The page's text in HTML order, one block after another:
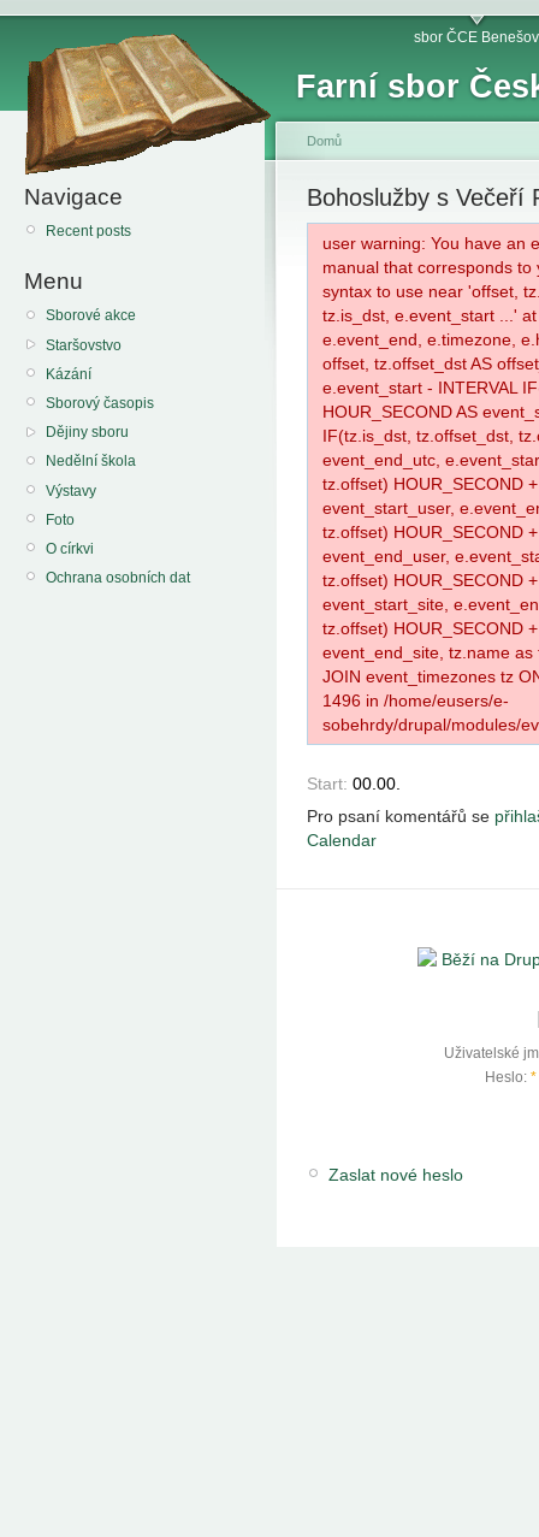
Farní sbor
sbor ČCE Benešov
Navigace
Recent posts
Menu
Sborové akce
Staršovstvo
Kázání
Sborový časopis
Dějiny sboru
Nedělní škola
Výstavy
Foto
O církvi
Ochrana osobních dat
Domů
Bohoslužby s Večeří
user warning: You have an
manual that corresponds
syntax to use near 'offset,
tz.is_dst, e.event_start ...'
e.event_end, e.timezone,
offset, tz.offset_dst AS
e.event_start - INTERVAL
HOUR_SECOND AS
IF(tz.is_dst, tz.offset_dst,
event_end_utc,
tz.offset) HOUR_SECOND
event_start_user,
tz.offset) HOUR_SECOND
event_end_user,
tz.offset) HOUR_SECOND
event_start_site,
tz.offset) HOUR_SECOND
event_end_site, tz.name
JOIN event_timezones tz
1496 in /home/eusers/e-
sobehrdy/drupal/modules/
Start: 00.00.
Pro psaní komentářů se
Calendar
Uživatelské
Heslo: *
Zaslat nové heslo